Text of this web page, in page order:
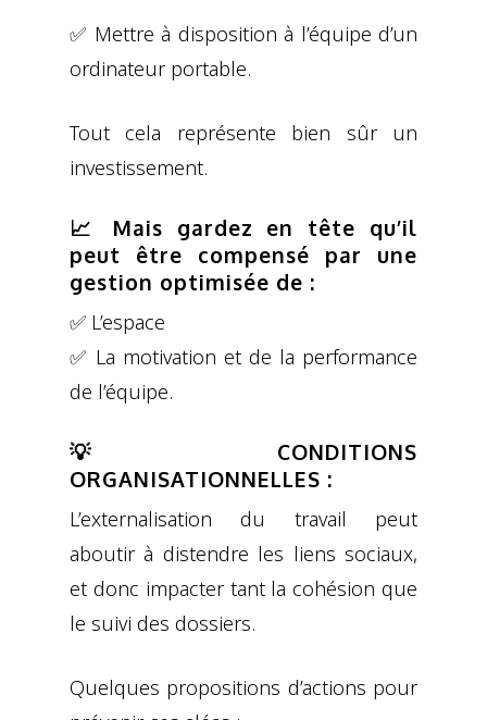
✅ Mettre à disposition à l’équipe d’un
ordinateur portable.
Tout cela représente bien sûr un
investissement.
📈 Mais gardez en tête qu’il
peut être compensé par une
gestion optimisée de :
✅ L’espace
✅ La motivation et de la performance
de l’équipe.
💡 CONDITIONS
ORGANISATIONNELLES :
L’externalisation du travail peut
aboutir à distendre les liens sociaux,
et donc impacter tant la cohésion que
le suivi des dossiers.
Quelques propositions d’actions pour